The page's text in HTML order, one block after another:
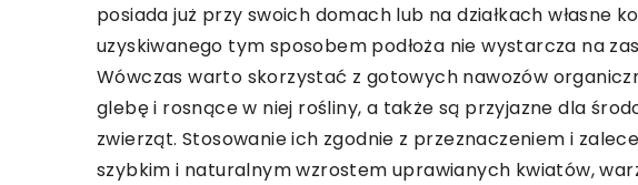
posiada już przy swoich domach lub na działkach własne
uzyskiwanego tym sposobem podłoża nie wystarcza na
Wówczas warto skorzystać z gotowych nawozów
glebę i rosnące w niej rośliny, a także są przyjazne dla
zwierząt. Stosowanie ich zgodnie z przeznaczeniem i
szybkim i naturalnym wzrostem uprawianych kwiatów,